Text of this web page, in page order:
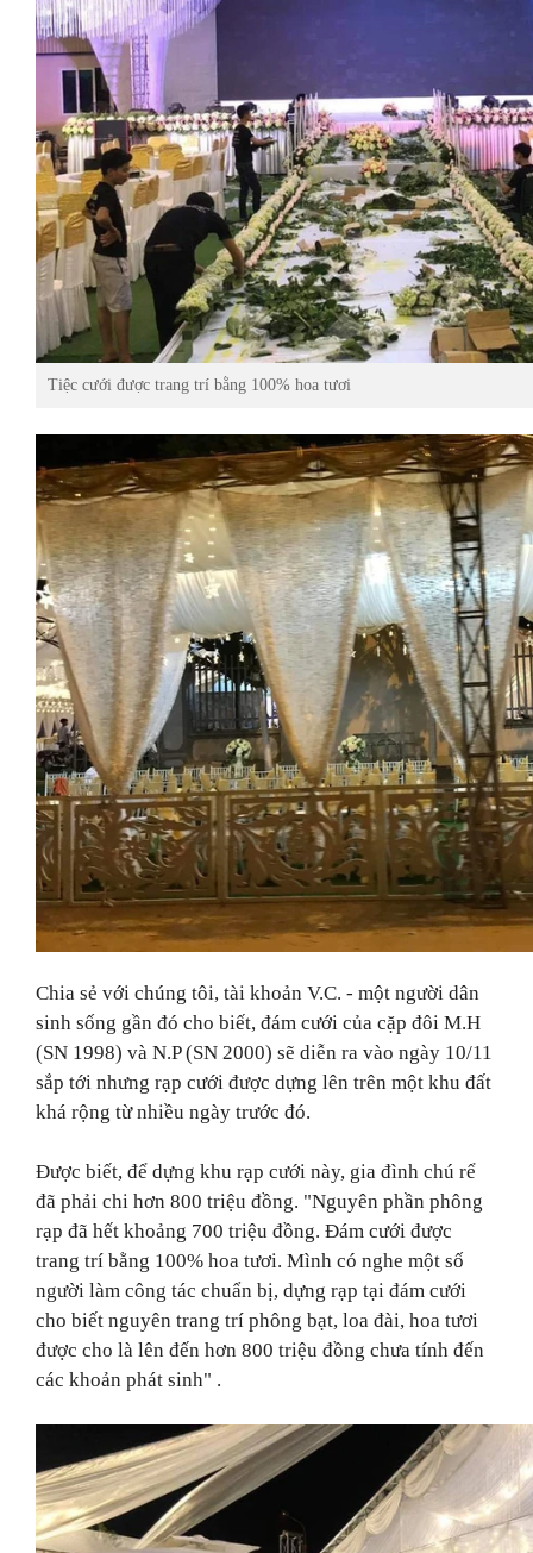
Tiệc cưới được trang trí bằng 100% hoa tươi
Chia sẻ với chúng tôi, tài khoản V.C. - một người dân
sinh sống gần đó cho biết, đám cưới của cặp đôi M.H
(SN 1998) và N.P (SN 2000) sẽ diễn ra vào ngày 10/11
sắp tới nhưng rạp cưới được dựng lên trên một khu đất
khá rộng từ nhiều ngày trước đó.
Được biết, để dựng khu rạp cưới này, gia đình chú rể
đã phải chi hơn 800 triệu đồng. "Nguyên phần phông
rạp đã hết khoảng 700 triệu đồng. Đám cưới được
trang trí bằng 100% hoa tươi. Mình có nghe một số
người làm công tác chuẩn bị, dựng rạp tại đám cưới
cho biết nguyên trang trí phông bạt, loa đài, hoa tươi
được cho là lên đến hơn 800 triệu đồng chưa tính đến
các khoản phát sinh" .